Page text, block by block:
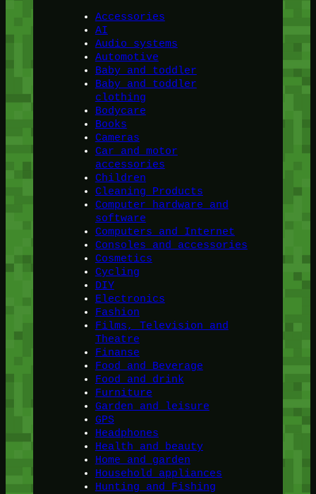
Accessories
AI
Audio systems
Automotive
Baby and toddler
Baby and toddler
clothing
Bodycare
Books
Cameras
Car and motor
accessories
Children
Cleaning Products
Computer hardware and
software
Computers and Internet
Consoles and accessories
Cosmetics
Cycling
DIY
Electronics
Fashion
Films, Television and
Theatre
Finanse
Food and Beverage
Food and drink
Furniture
Garden and leisure
GPS
Headphones
Health and beauty
Home and garden
Household appliances
Hunting and Fishing